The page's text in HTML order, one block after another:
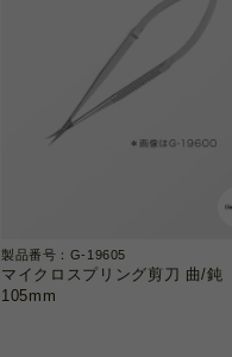
製品番号：G-19605
マイクロスプリング剪刀 曲/鈍
105mm